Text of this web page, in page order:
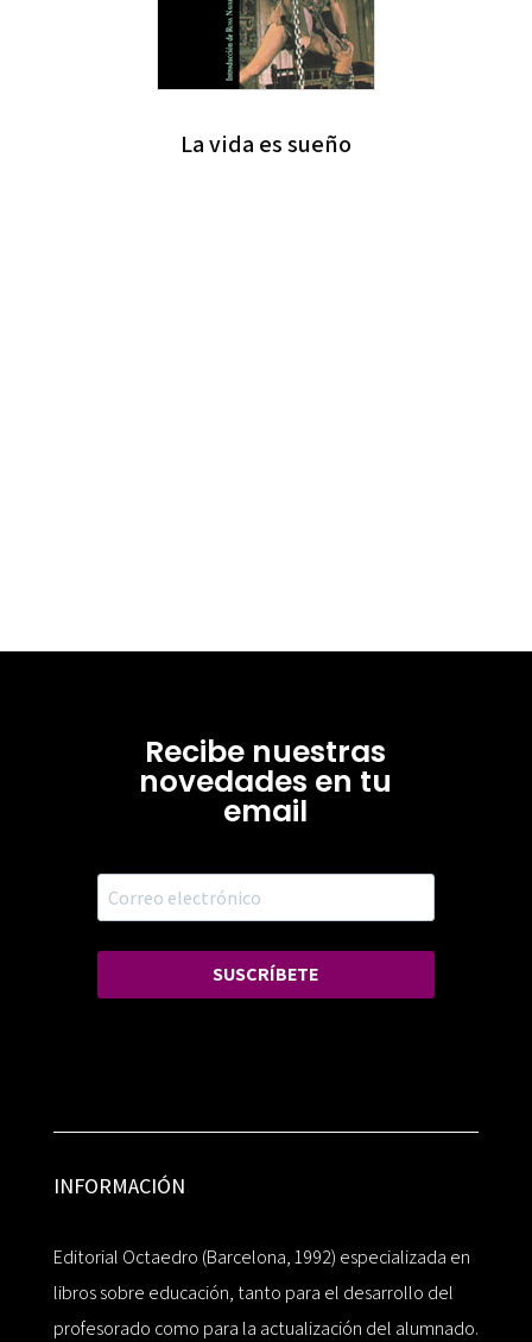
La vida es sueño
Recibe nuestras
novedades en tu
email
SUSCRÍBETE
INFORMACIÓN
Editorial Octaedro (Barcelona, 1992) especializada en
libros sobre educación, tanto para el desarrollo del
profesorado como para la actualización del alumnado.